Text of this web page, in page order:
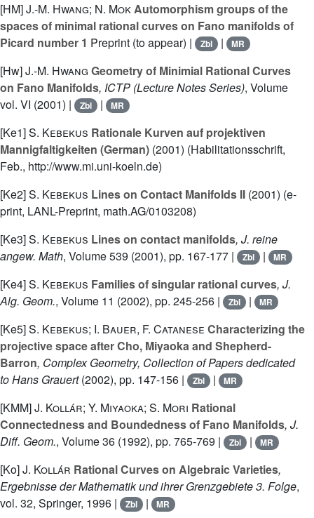
[HM]J.-M. Hwang; N. MokAutomorphism groups of the
spaces of minimal rational curves on Fano manifolds of
Picard number 1 Preprint (to appear) | Zbl | MR
[Hw]J.-M. Hwang Geometry of Minimial Rational Curves
on Fano Manifolds, ICTP (Lecture Notes Series), Volume
vol. VI (2001) | Zbl | MR
[Ke1]S. Kebekus Rationale Kurven auf projektiven
Mannigfaltigkeiten (German) (2001) (Habilitationsschrift,
Feb., http://www.mi.uni-koeln.de)
[Ke2]S. Kebekus Lines on Contact Manifolds II (2001) (e-
print, LANL-Preprint, math.AG/0103208)
[Ke3]S. Kebekus Lines on contact manifolds, J. reine
angew. Math, Volume 539 (2001), pp. 167-177 | Zbl | MR
[Ke4]S. Kebekus Families of singular rational curves, J.
Alg. Geom., Volume 11 (2002), pp. 245-256 | Zbl | MR
[Ke5]S. Kebekus; I. Bauer, F. Catanese Characterizing the
projective space after Cho, Miyaoka and Shepherd-
Barron, Complex Geometry, Collection of Papers dedicated
to Hans Grauert(2002), pp. 147-156 | Zbl | MR
[KMM]J. Kollár; Y. Miyaoka; S. Mori Rational
Connectedness and Boundedness of Fano Manifolds, J.
Diff. Geom., Volume 36 (1992), pp. 765-769 | Zbl | MR
[Ko]J. Kollár Rational Curves on Algebraic Varieties,
Ergebnisse der Mathematik und ihrer Grenzgebiete 3. Folge,
vol. 32, Springer, 1996 | Zbl | MR